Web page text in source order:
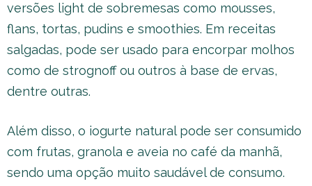
versões light de sobremesas como mousses,
flans, tortas, pudins e smoothies. Em receitas
salgadas, pode ser usado para encorpar molhos
como de strognoff ou outros à base de ervas,
dentre outras.
Além disso, o iogurte natural pode ser consumido
com frutas, granola e aveia no café da manhã,
sendo uma opção muito saudável de consumo.